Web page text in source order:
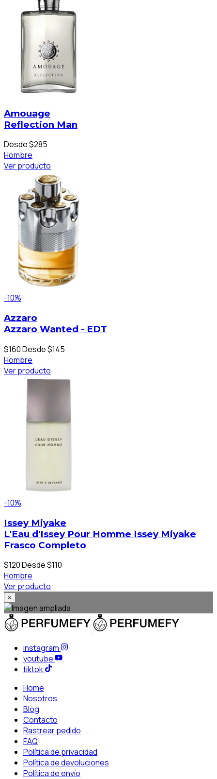
Amouage
Reflection Man
Desde $285
Hombre
Ver producto
-10%
Azzaro
Azzaro Wanted - EDT
$160Desde $145
Hombre
Ver producto
-10%
Issey Miyake
L'Eau d'Issey Pour Homme Issey Miyake
Frasco Completo
$120Desde $110
Hombre
Ver producto
×
instagram
youtube
tiktok
Home
Nosotros
Blog
Contacto
Rastrear pedido
FAQ
Política de privacidad
Política de devoluciones
Política de envío